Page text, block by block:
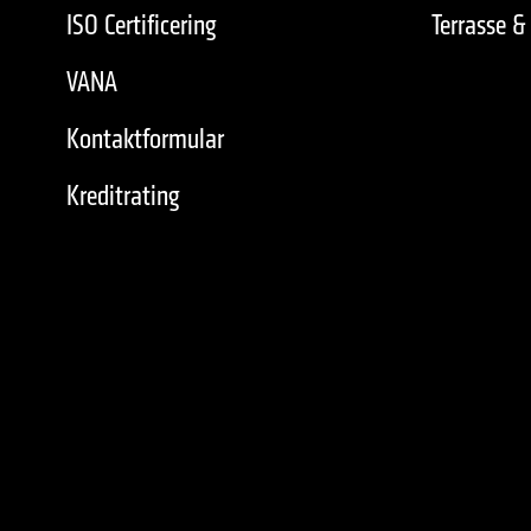
ISO Certificering
VANA
Kontaktformular
Kreditrating
Terrasse